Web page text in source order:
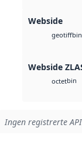
Webside
geotiffbin
Webside
octetbin
Ingen registrerte